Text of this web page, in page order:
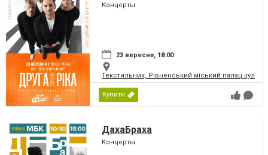
Концерты
23 вересня, 18:00
Текстильник, Рівненський міський палац
Купити
ДахаБраха
Концерты